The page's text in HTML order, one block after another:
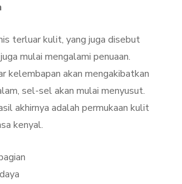
terluar kulit, yang juga disebut
mulai mengalami penuaan.
kelembapan akan mengakibatkan
sel-sel akan mulai menyusut.
akhirnya adalah permukaan kulit
kenyal.
BySylmi Munaji November 20, 2021